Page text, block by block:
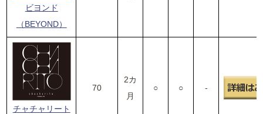
ビヨンド
（BEYOND）
チャチャリート
70
2カ
月
○ ○ -